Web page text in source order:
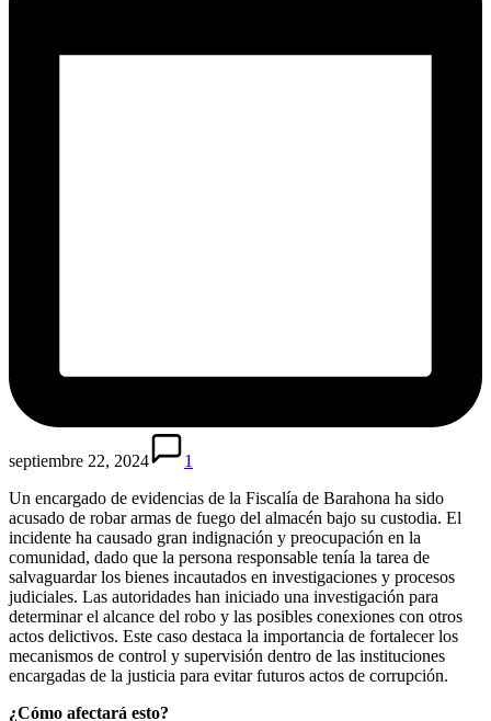
septiembre 22, 2024
1
Un encargado de evidencias de la Fiscalía de Barahona ha sido
acusado de robar armas de fuego del almacén bajo su custodia. El
incidente ha causado gran indignación y preocupación en la
comunidad, dado que la persona responsable tenía la tarea de
salvaguardar los bienes incautados en investigaciones y procesos
judiciales. Las autoridades han iniciado una investigación para
determinar el alcance del robo y las posibles conexiones con otros
actos delictivos. Este caso destaca la importancia de fortalecer los
mecanismos de control y supervisión dentro de las instituciones
encargadas de la justicia para evitar futuros actos de corrupción.
¿Cómo afectará esto?